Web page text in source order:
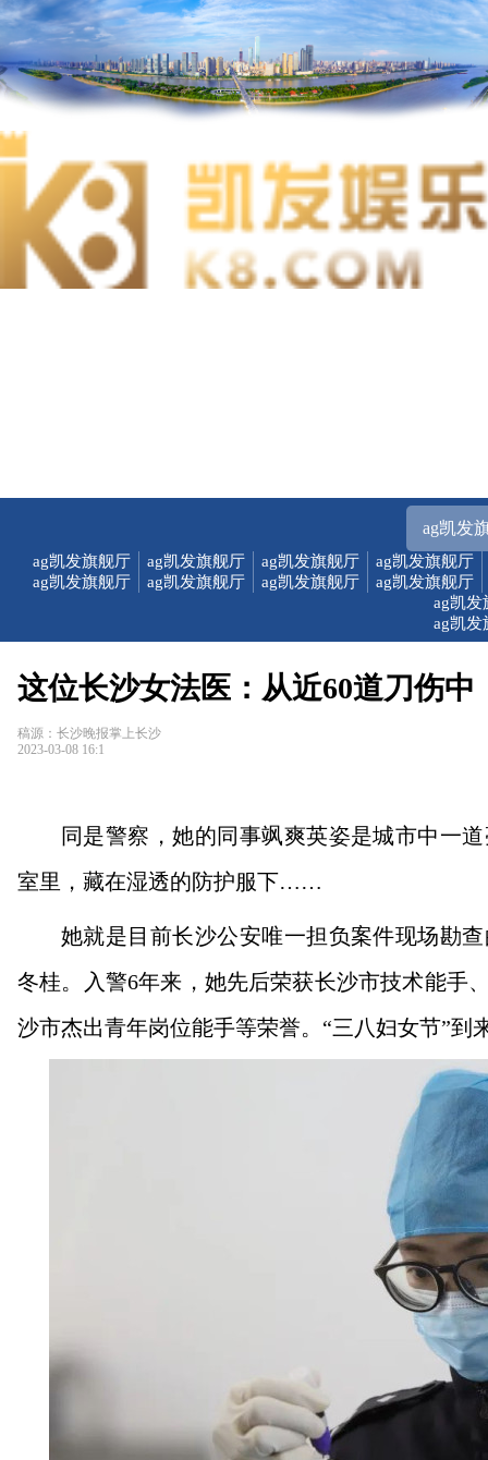
ag凯发
ag凯发旗舰厅
ag凯发旗舰厅
ag凯发旗舰厅
ag凯发旗舰厅
ag凯发旗舰厅
ag凯发旗舰厅
ag凯发旗舰厅
ag凯发旗舰厅
ag凯发
ag凯发
这位长沙女法医：从近60道刀伤
稿源：长沙晚报掌上长沙
2023-03-08 16:1
同是警察，她的同事飒爽英姿是城市中一
室里，藏在湿透的防护服下……
她就是目前长沙公安唯一担负案件现场勘
冬桂。入警6年来，她先后荣获长沙市技术能手
沙市杰出青年岗位能手等荣誉。“三八妇女节”